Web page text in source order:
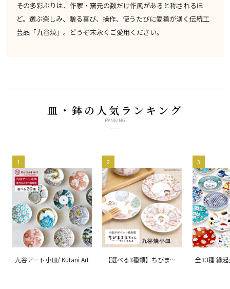
その多彩ぶりは、作家・窯元の数だけ作風があると称されるほ
ど。選ぶ楽しみ、贈る喜び、操作、使うたびに愛着が湧く伝統工
芸品「九谷焼」。どうぞ末永くご愛用ください。
皿・鉢の人気ランキング
RANKING
1
九谷アート小皿/ Kutani Art
2
【選べる3種類】ちびまる
3
全33種 縁